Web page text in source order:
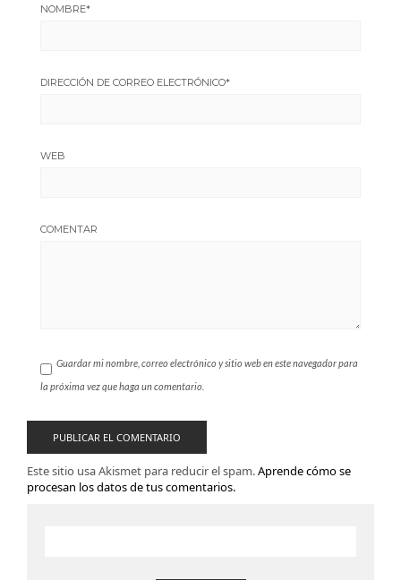
NOMBRE*
DIRECCIÓN DE CORREO ELECTRÓNICO*
WEB
COMENTAR
Guardar mi nombre, correo electrónico y sitio web en este navegador para
la próxima vez que haga un comentario.
Este sitio usa Akismet para reducir el spam.Aprende cómo se
procesan los datos de tus comentarios.